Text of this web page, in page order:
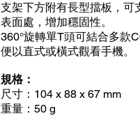
支架下方附有長型擋板，可
表面處，增加穩固性。
360°旋轉單T頭可結合多款
便以直式或橫式觀看手機。
規格：
尺寸：104 x 88 x 67 mm
重量：50 g